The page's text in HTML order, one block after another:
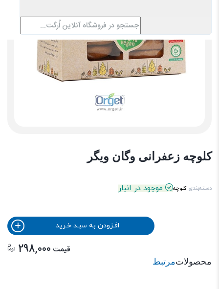
کلوچه زعفرانی وگان ویگر
دسته‌بندی کلوچه موجود در انبار
افـزودن به سبـد خـرید
قیمت 298,000 توما
ن
محصولاتمرتبط